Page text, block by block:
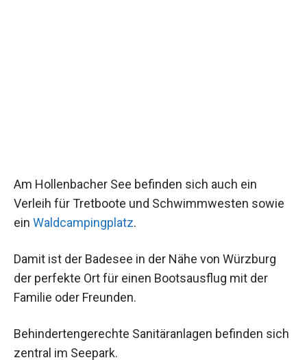
Am Hollenbacher See befinden sich auch ein
Verleih für Tretboote und Schwimmwesten sowie
ein Waldcampingplatz.
Damit ist der Badesee in der Nähe von Würzburg
der perfekte Ort für einen Bootsausflug mit der
Familie oder Freunden.
Behindertengerechte Sanitäranlagen befinden sich
zentral im Seepark.